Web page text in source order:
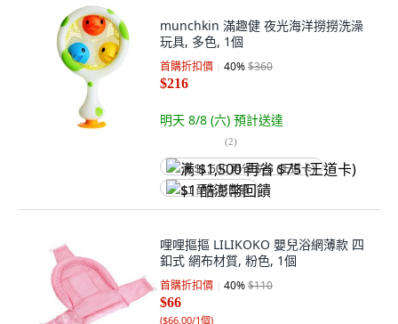
munchkin 滿趣健 夜光海洋撈撈洗澡
玩具, 多色, 1個
首購折扣價 40%$360
$216
明天 8/8 (六) 預計送達
(2)
满 $1,500 再省 $75 (王道卡)
$1 酷澎幣回饋
哩哩摳摳 LILIKOKO 嬰兒浴網薄款 四
釦式 網布材質, 粉色, 1個
首購折扣價 40%$110
$66
($66.00/1個)